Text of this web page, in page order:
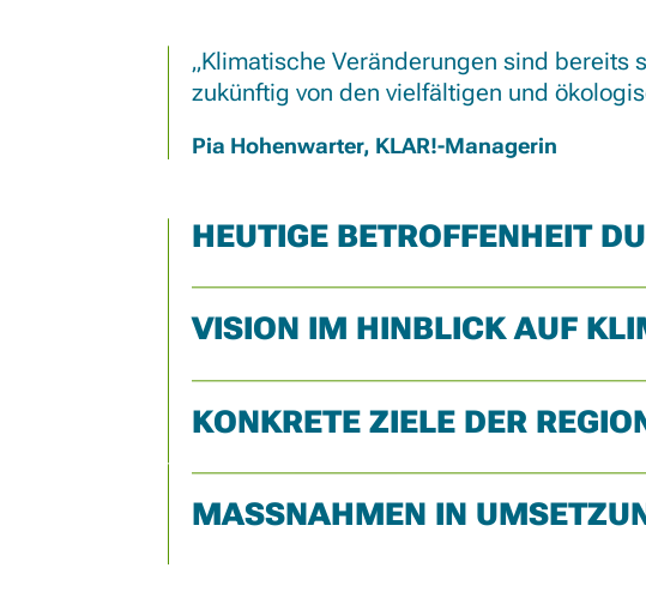
Klimatische Veränderungen sind bereits
zukünftig von den vielfältigen und
Pia Hohenwarter, KLAR!-Managerin
HEUTIGE BETROFFENHEIT
VISION IM HINBLICK AUF
KONKRETE ZIELE DER
MASSNAHMEN IN